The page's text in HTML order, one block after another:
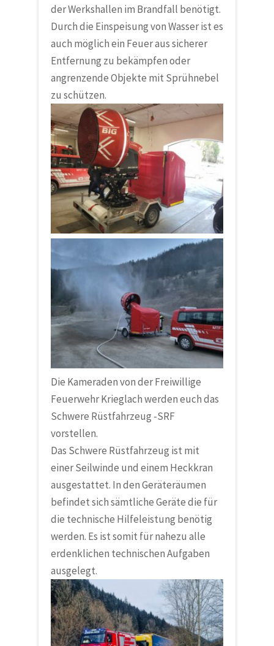
der Werkshallen im Brandfall benötigt.
Durch die Einspeisung von Wasser ist es
auch möglich ein Feuer aus sicherer
Entfernung zu bekämpfen oder
angrenzende Objekte mit Sprühnebel
zu schützen.
Die Kameraden von derFreiwillige
Feuerwehr Krieglachwerden euch das
Schwere Rüstfahrzeug -SRF
vorstellen.
Das Schwere Rüstfahrzeug ist mit
einer Seilwinde und einem Heckkran
ausgestattet. In den Geräteräumen
befindet sich sämtliche Geräte die für
die technische Hilfeleistung benötig
werden. Es ist somit für nahezu alle
erdenklichen technischen Aufgaben
ausgelegt.